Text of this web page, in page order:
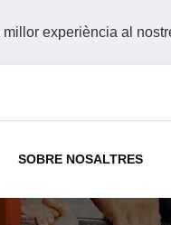
experiència al
SOBRE NOSALTRES